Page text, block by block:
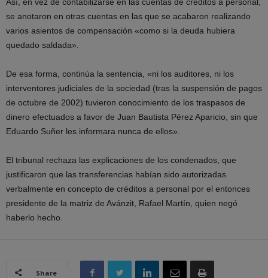
se anotaron en otras cuentas en las que se acabaron realizando
varios asientos de compensación «como si la deuda hubiera
quedado saldada».
De esa forma, continúa la sentencia, «ni los auditores, ni los
interventores judiciales de la sociedad (tras la suspensión de pagos
de octubre de 2002) tuvieron conocimiento de los traspasos de
dinero efectuados a favor de Juan Bautista Pérez Aparicio, sin que
Eduardo Suñer les informara nunca de ellos».
El tribunal rechaza las explicaciones de los condenados, que
justificaron que las transferencias habían sido autorizadas
verbalmente en concepto de créditos a personal por el entonces
presidente de la matriz de Avánzit, Rafael Martín, quien negó
haberlo hecho.
Share